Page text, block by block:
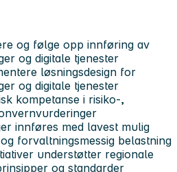
og følge opp innføring av
og digitale tjenester
løsningsdesign for
og digitale tjenester
kompetanse i risiko-,
innføres med lavest mulig
forvaltningsmessig belastning
understøtter regionale
og standarder